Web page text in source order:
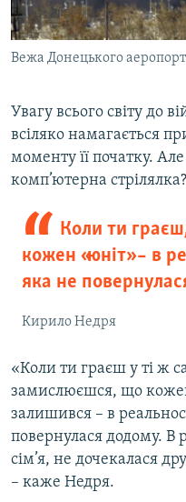
Вежа Донецького
Увагу всього світу до
всіляко намагається
моменту її початку.
комп’ютерна стрілялка?
Коли ти
кожен «юніт» – в
яка не
Кирило Недря
«Коли ти граєш у ті ж
замислюєшся, що
залишився – в
повернулася додому. В
сім’я, не дочекалася
– каже Недря.